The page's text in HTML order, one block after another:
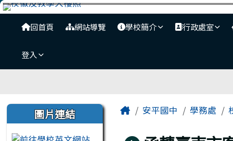
跳至主內容區
臺南市安平國中全球資訊
導覽列
回首頁 網站導覽 學校簡介 行政處室
登入
左邊區域內容
圖片連結 主內容區域
Home安平國中 學務處
頁尾區域